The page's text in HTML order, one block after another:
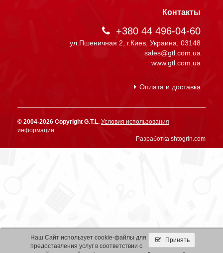
Контакты
+380 44 496-04-60
ул.Пшеничная 2, г.Киев, Украина, 03148
sales@gtl.com.ua
www.gtl.com.ua
Оплата и доставка
© 2004-2026 Copyright G.T.L. Условия использования
информации
Разработка shtogrin.com
Принять
Наш Сайт использует cookie-файлы для
предоставления услуг в соответствии с